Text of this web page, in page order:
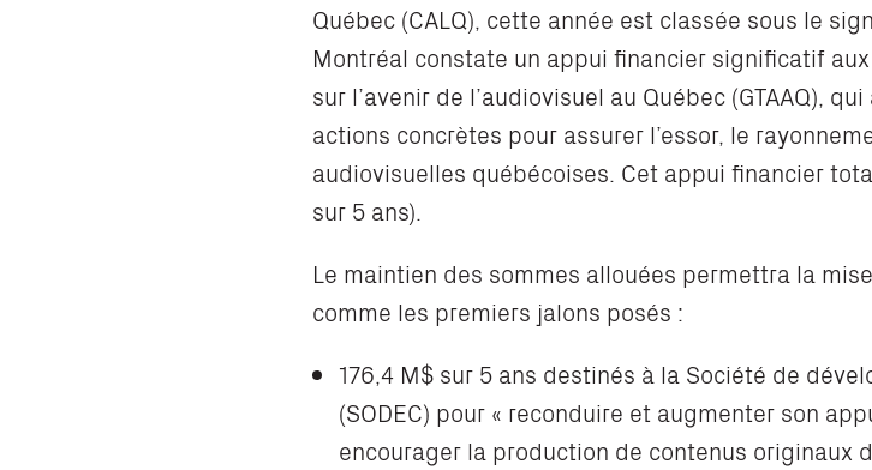
Québec (CALQ), cette année est classée sous le
Montréal constate un appui financier significatif
sur l’avenir de l’audiovisuel au Québec (GTAAQ),
actions concrètes pour assurer l’essor, le
audiovisuelles québécoises. Cet appui financier
sur 5 ans).
Le maintien des sommes allouées permettra la
comme les premiers jalons posés :
176,4 M$ sur 5 ans destinés à la Société de
(SODEC) pour « reconduire et augmenter son
encourager la production de contenus originaux